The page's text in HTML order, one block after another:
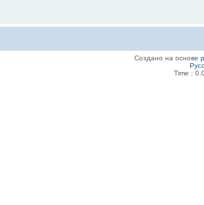
Создано на основе
Time :